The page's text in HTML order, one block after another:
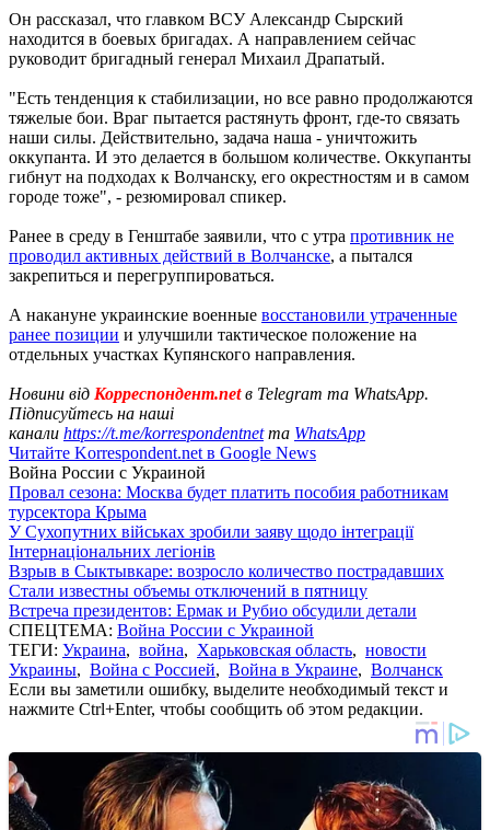
Он рассказал, что главком ВСУ Александр Сырский
находится в боевых бригадах. А направлением сейчас
руководит бригадный генерал Михаил Драпатый.
"Есть тенденция к стабилизации, но все равно продолжаются
тяжелые бои. Враг пытается растянуть фронт, где-то связать
наши силы. Действительно, задача наша - уничтожить
оккупанта. И это делается в большом количестве. Оккупанты
гибнут на подходах к Волчанску, его окрестностям и в самом
городе тоже", - резюмировал спикер.
Ранее в среду в Генштабе заявили, что с утра противник не
проводил активных действий в Волчанске, а пытался
закрепиться и перегруппироваться.
А накануне украинские военные восстановили утраченные
ранее позиции и улучшили тактическое положение на
отдельных участках Купянского направления.
Новини від Корреспондент.netв Telegram та WhatsApp.
Підписуйтесь на наші
канали https://t.me/korrespondentnetта WhatsApp
Читайте Korrespondent.net в Google News
Война России с Украиной
Провал сезона: Москва будет платить пособия работникам
турсектора Крыма
У Сухопутних військах зробили заяву щодо інтеграції
Інтернаціональних легіонів
Взрыв в Сыктывкаре: возросло количество пострадавших
Стали известны объемы отключений в пятницу
Встреча президентов: Ермак и Рубио обсудили детали
СПЕЦТЕМА: Война России с Украиной
ТЕГИ: Украина, война, Харьковская область, новости
Украины, Война с Россией, Война в Украине, Волчанск
Если вы заметили ошибку, выделите необходимый текст и
нажмите Ctrl+Enter, чтобы сообщить об этом редакции.